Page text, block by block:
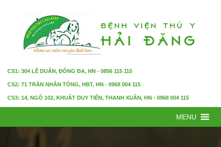
CS1: 304 LÊ DUẨN, ĐỐNG ĐA, HN - 0856 115 115
CS2: 71 TRẦN NHÂN TÔNG, HBT, HN - 0968 004 115
CS3: 14, NGÕ 102, KHUẤT DUY TIẾN, THANH XUÂN, HN - 0968 004 115
MENU